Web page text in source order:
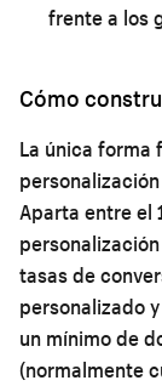
frente a los
Cómo
La única forma
Aparta entre el
tasas de
personalizado
un mínimo de
(normalmente